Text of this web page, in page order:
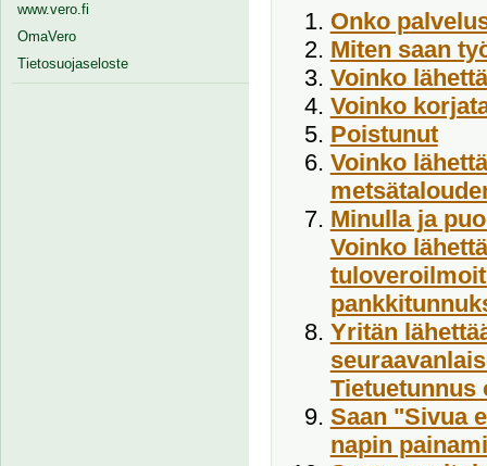
www.vero.fi
OmaVero
Tietosuojaseloste
Onko
Miten saan
Voinko
Voinko
Poistunut
Voinko
Minulla ja
Voinko
Yritän
Saan "Sivua
napin